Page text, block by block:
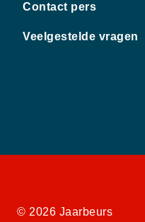
Contact pers
Veelgestelde vragen
© 2026 Jaarbeurs